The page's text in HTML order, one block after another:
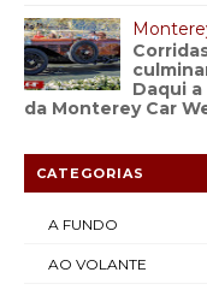
Daqui
da Monterey Car
CATEGORIAS
A FUNDO
AO VOLANTE